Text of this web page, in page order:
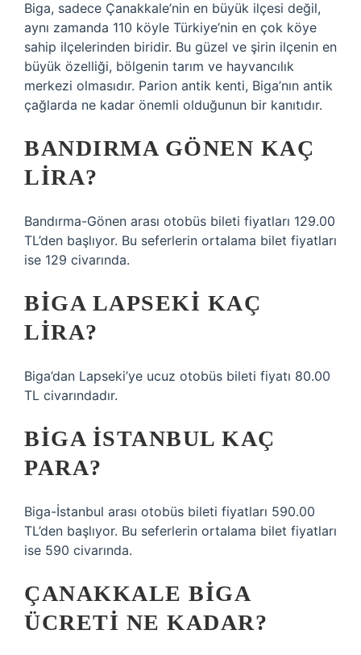
Biga, sadece Çanakkale’nin en büyük ilçesi değil,
aynı zamanda 110 köyle Türkiye’nin en çok köye
sahip ilçelerinden biridir. Bu güzel ve şirin ilçenin en
büyük özelliği, bölgenin tarım ve hayvancılık
merkezi olmasıdır. Parion antik kenti, Biga’nın antik
çağlarda ne kadar önemli olduğunun bir kanıtıdır.
BANDIRMA GÖNEN KAÇ
LIRA?
Bandırma-Gönen arası otobüs bileti fiyatları 129.00
TL’den başlıyor. Bu seferlerin ortalama bilet fiyatları
ise 129 civarında.
BIGA LAPSEKI KAÇ
LIRA?
Biga’dan Lapseki’ye ucuz otobüs bileti fiyatı 80.00
TL civarındadır.
BIGA İSTANBUL KAÇ
PARA?
Biga-İstanbul arası otobüs bileti fiyatları 590.00
TL’den başlıyor. Bu seferlerin ortalama bilet fiyatları
ise 590 civarında.
ÇANAKKALE BIGA
ÜCRETI NE KADAR?